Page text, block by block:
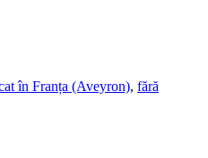
în Franța (Aveyron), fără